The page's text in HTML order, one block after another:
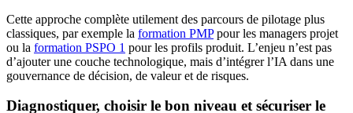
Cette approche complète utilement des parcours de pilotage plus
classiques, par exemple la formation PMPpour les managers projet
ou la formation PSPO 1 pour les profils produit. L’enjeu n’est pas
d’ajouter une couche technologique, mais d’intégrer l’IA dans une
gouvernance de décision, de valeur et de risques.
Diagnostiquer, choisir le bon niveau et sécuriser le